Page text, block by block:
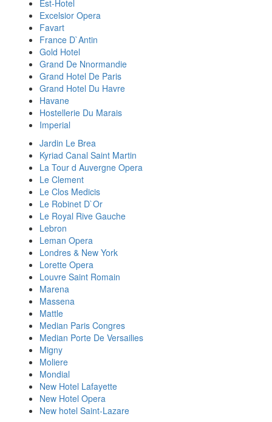
Est-Hotel
Excelsior Opera
Favart
France D`Antin
Gold Hotel
Grand De Nnormandie
Grand Hotel De Paris
Grand Hotel Du Havre
Havane
Hostellerie Du Marais
Imperial
Jardin Le Brea
Kyriad Canal Saint Martin
La Tour d Auvergne Opera
Le Clement
Le Clos Medicis
Le Robinet D`Or
Le Royal Rive Gauche
Lebron
Leman Opera
Londres & New York
Lorette Opera
Louvre Saint Romain
Marena
Massena
Mattle
Median Paris Congres
Median Porte De Versailies
Migny
Moliere
Mondial
New Hotel Lafayette
New Hotel Opera
New hotel Saint-Lazare